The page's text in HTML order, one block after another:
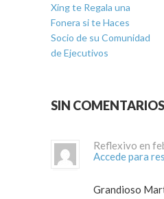
Xing te Regala una
Fonera si te Haces
Socio de su Comunidad
de Ejecutivos
SIN COMENTARIOS
Accede para
Grandioso